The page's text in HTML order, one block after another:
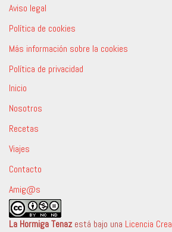
Aviso legal
Política de cookies
Más información sobre la cookies
Política de privacidad
Inicio
Nosotros
Recetas
Viajes
Contacto
Amig@s
La Hormiga Tenazestá bajo una Licencia